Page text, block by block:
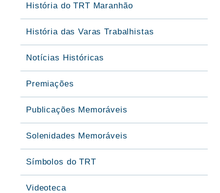
História do TRT Maranhão
História das Varas Trabalhistas
Notícias Históricas
Premiações
Publicações Memoráveis
Solenidades Memoráveis
Símbolos do TRT
Videoteca